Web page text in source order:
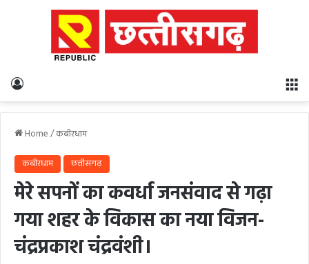
Home/कबीरधाम
कबीरधाम छत्तीसगढ़
मेरे सपनों का कवर्धा जनसंवाद से गढ़ा
गया शहर के विकास का नया विजन-
चंद्रप्रकाश चंद्रवंशी।